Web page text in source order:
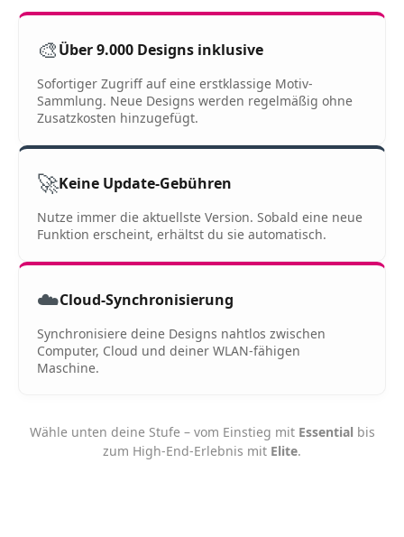
🎨Über 9.000 Designs inklusive
Sofortiger Zugriff auf eine erstklassige Motiv-
Sammlung. Neue Designs werden regelmäßig ohne
Zusatzkosten hinzugefügt.
🚀Keine Update-Gebühren
Nutze immer die aktuellste Version. Sobald eine neue
Funktion erscheint, erhältst du sie automatisch.
☁️Cloud-Synchronisierung
Synchronisiere deine Designs nahtlos zwischen
Computer, Cloud und deiner WLAN-fähigen
Maschine.
Wähle unten deine Stufe – vom Einstieg mit Essential bis
zum High-End-Erlebnis mit Elite.